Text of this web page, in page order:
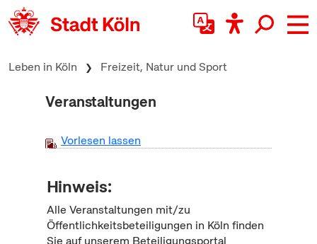
zum Inhalt springen
Leben in Köln Freizeit, Natur und Sport
Veranstaltungen
Vorlesen lassen
Hinweis:
Alle Veranstaltungen mit/zu
Öffentlichkeitsbeteiligungen in Köln finden
Sie auf unserem Beteiligungsportal